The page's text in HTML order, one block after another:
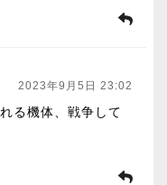
2023年9月5日 23:02
る機体、戦争して